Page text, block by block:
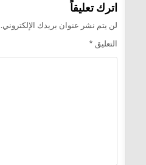
اترك تعليقاً
لن يتم نشر عنوان بريدك الإلكتروني.
التعليق *